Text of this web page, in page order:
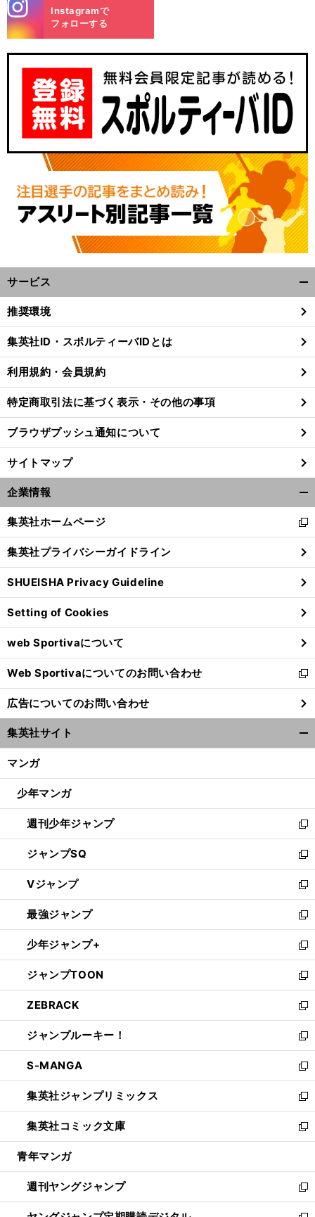
前
m
Instagramで
フォローする
サービス
閉
る
推奨環境
集英社ID・スポルティーバIDとは
利用規約・会員規約
特定商取引法に基づく表示・その他の事項
ブラウザプッシュ通知について
サイトマップ
企業情報
閉
る
集英社ホームページ
新
し
い
ウ
ィ
ン
ド
ウ
で
開
く
集英社プライバシーガイドライン
SHUEISHA Privacy Guideline
Setting of Cookies
web Sportivaについて
Web Sportivaについてのお問い合わせ
新
し
い
ウ
ィ
ン
ウ
開
く
広告についてのお問い合わせ
集英社サイト
マンガ
少年マンガ
週刊少年ジャンプ
新
し
い
ウ
ィ
ン
ド
ウ
で
開
く
ジャンプSQ
新
し
い
ウ
ィ
ン
ド
ウ
で
開
く
Vジャンプ
新
し
い
ウ
ィ
ン
ド
ウ
で
開
く
最強ジャンプ
新
し
い
ウ
ィ
ン
ド
ウ
で
開
く
少年ジャンプ+
新
し
い
ウ
ィ
ン
ド
ウ
で
開
く
ジャンプTOON
新
し
い
ウ
ィ
ン
ド
ウ
で
開
く
ZEBRACK
新
し
い
ウ
ィ
ン
ド
ウ
で
開
ジャンプルーキー！
新
し
い
ウ
ィ
ン
ド
ウ
開
く
S-MANGA
新
し
い
ウ
ィ
ン
ウ
で
開
集英社ジャンプリミックス
新
し
い
ウ
ン
ド
ウ
集英社コミック文庫
新
し
ウ
ィ
ン
青年マンガ
週刊ヤングジャンプ
新
し